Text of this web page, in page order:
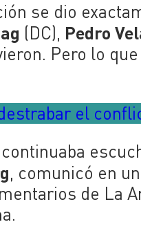
se dio
(DC), Pedro
Pero lo
el
, comunicó en
de La